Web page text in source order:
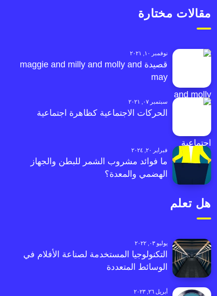
مقالات مختارة
نوفمبر ١٠, ٢٠٢١
قصيدة maggie and milly and molly and
may
سبتمبر ٠٧, ٢٠٢١
الحركات الاجتماعية كظاهرة اجتماعية
فبراير ٢٠, ٢٠٢٤
ما فوائد مشروب الشمر للبطن والجهاز
الهضمي والمعدة؟
هل تعلم
يوليو ٠٣, ٢٠٢٢
التكنولوجيا المستخدمة لصناعة الأفلام في
الوسائط المتعددة
أبريل ٢٦, ٢٠٢٣